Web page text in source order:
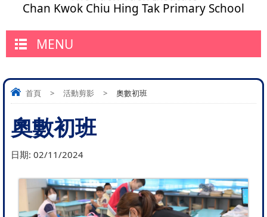
Chan Kwok Chiu Hing Tak Primary School
MENU
首頁 > 活動剪影 > 奧數初班
奧數初班
日期: 02/11/2024